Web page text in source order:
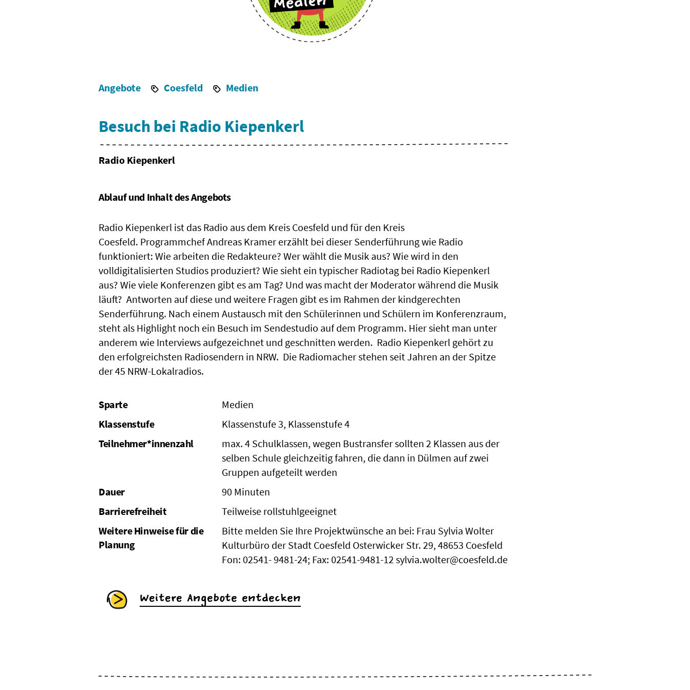
Angebote Coesfeld Medien
Besuch bei Radio Kiepenkerl
Radio Kiepenkerl
Ablauf und Inhalt des Angebots
Radio Kiepenkerl ist das Radio aus dem Kreis Coesfeld und für den Kreis
Coesfeld. Programmchef Andreas Kramer erzählt bei dieser Senderführung wie Radio
funktioniert: Wie arbeiten die Redakteure? Wer wählt die Musik aus? Wie wird in den
volldigitalisierten Studios produziert? Wie sieht ein typischer Radiotag bei Radio Kiepenkerl
aus? Wie viele Konferenzen gibt es am Tag? Und was macht der Moderator während die Musik
läuft? Antworten auf diese und weitere Fragen gibt es im Rahmen der kindgerechten
Senderführung. Nach einem Austausch mit den Schülerinnen und Schülern im Konferenzraum,
steht als Highlight noch ein Besuch im Sendestudio auf dem Programm. Hier sieht man unter
anderem wie Interviews aufgezeichnet und geschnitten werden. Radio Kiepenkerl gehört zu
den erfolgreichsten Radiosendern in NRW. Die Radiomacher stehen seit Jahren an der Spitze
der 45 NRW-Lokalradios.
Sparte
Medien
Klassenstufe
Klassenstufe 3, Klassenstufe 4
Teilnehmer*innenzahl
max. 4 Schulklassen, wegen Bustransfer sollten 2 Klassen aus der
selben Schule gleichzeitig fahren, die dann in Dülmen auf zwei
Gruppen aufgeteilt werden
Dauer
90 Minuten
Barrierefreiheit
Teilweise rollstuhlgeeignet
Weitere Hinweise für die
Planung
Bitte melden Sie Ihre Projektwünsche an bei: Frau Sylvia Wolter
Kulturbüro der Stadt Coesfeld Osterwicker Str. 29, 48653 Coesfeld
Fon: 02541- 9481-24; Fax: 02541-9481-12 sylvia.wolter@coesfeld.de
Weitere Angebote entdecken